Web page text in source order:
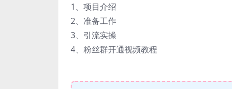
1、项目介绍
2、准备工作
3、引流实操
4、粉丝群开通视频教程